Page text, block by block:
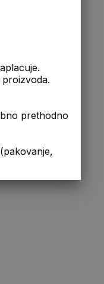
prethodno